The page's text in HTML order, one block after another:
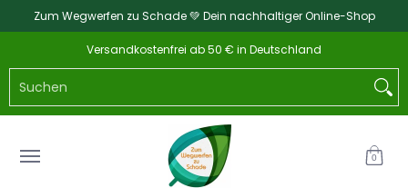
Zum Hauptinhalt springen
Zum Wegwerfen zu Schade 💚 Dein nachhaltiger Online-Shop
Katalog NEU Küche & Haushalt
Versandkostenfrei ab 50 € in Deutschland
0